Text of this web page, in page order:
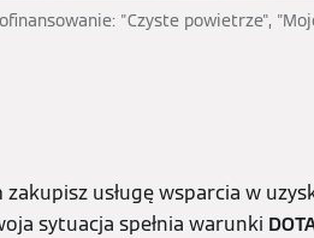
"Czyste powietrze",
zakupisz usługę wsparcia w
sytuacja spełnia warunki